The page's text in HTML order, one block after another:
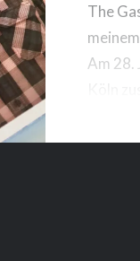
The
Am 28.
den